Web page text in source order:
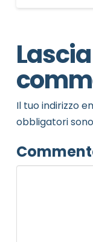
Il tuo indirizzo
obbligatori